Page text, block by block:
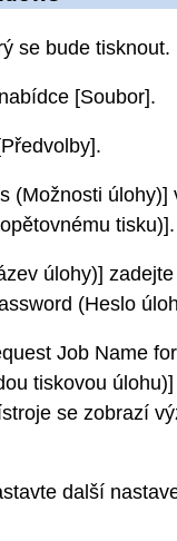
se bude tisknout.
[Soubor].
(Možnosti
tisku)].
úlohy)]
(Heslo
Job Name
tiskovou
se zobrazí
další